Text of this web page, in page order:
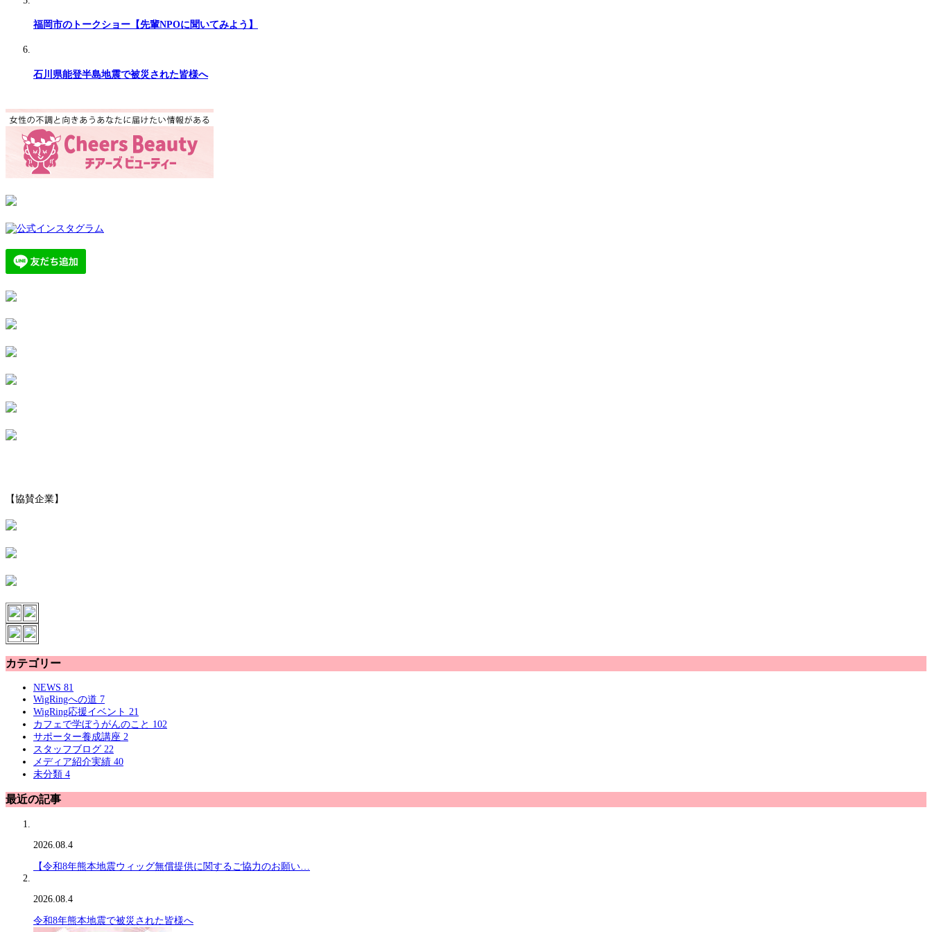
福岡市のトークショー【先輩NPOに聞いてみよう】
石川県能登半島地震で被災された皆様へ
【協賛企業】
カテゴリー
NEWS 81
WigRingへの道 7
WigRing応援イベント 21
カフェで学ぼうがんのこと 102
サポーター養成講座 2
スタッフブログ 22
メディア紹介実績 40
未分類 4
最近の記事
2026.08.4
【令和8年熊本地震ウィッグ無償提供に関するご協力のお願い…
2026.08.4
令和8年熊本地震で被災された皆様へ